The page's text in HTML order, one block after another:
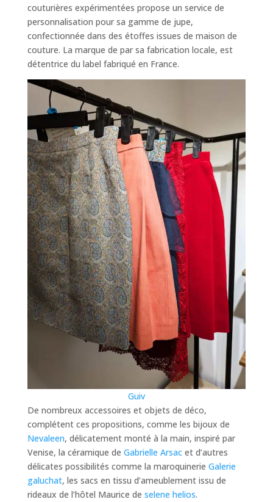
couturières expérimentées propose un service de
personnalisation pour sa gamme de jupe,
confectionnée dans des étoffes issues de maison de
couture. La marque de par sa fabrication locale, est
détentrice du label fabriqué en France.
Guiv
De nombreux accessoires et objets de déco,
complétent ces propositions, comme les bijoux de
Nevaleen, délicatement monté à la main, inspiré par
Venise, la céramique de Gabrielle Arsacet d’autres
délicates possibilités comme la maroquinerie Galerie
galuchat, les sacs en tissu d’ameublement issu de
rideaux de l’hôtel Maurice de selene helios.